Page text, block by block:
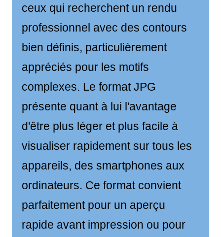
ceux qui recherchent un rendu
professionnel avec des contours
bien définis, particulièrement
appréciés pour les motifs
complexes. Le format JPG
présente quant à lui l'avantage
d'être plus léger et plus facile à
visualiser rapidement sur tous les
appareils, des smartphones aux
ordinateurs. Ce format convient
parfaitement pour un aperçu
rapide avant impression ou pour